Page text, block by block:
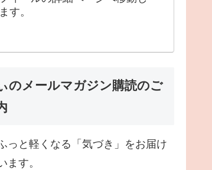
ます。
のメールマガジン購読のご
っと軽くなる「気づき」をお届け
ます。